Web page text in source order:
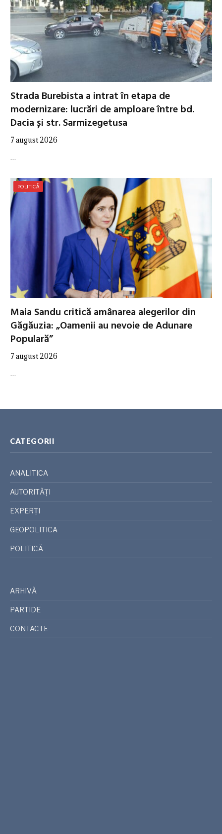
Strada Burebista a intrat în etapa de
modernizare: lucrări de amploare între bd.
Dacia și str. Sarmizegetusa
7 august 2026
…
POLITICĂ
Maia Sandu critică amânarea alegerilor din
Găgăuzia: „Oamenii au nevoie de Adunare
Populară”
7 august 2026
…
CATEGORII
ANALITICA
AUTORITĂȚI
EXPERȚI
GEOPOLITICA
POLITICĂ
ARHIVĂ
PARTIDE
CONTACTE